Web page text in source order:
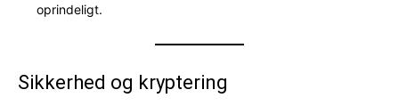
oprindeligt.
Sikkerhed og kryptering